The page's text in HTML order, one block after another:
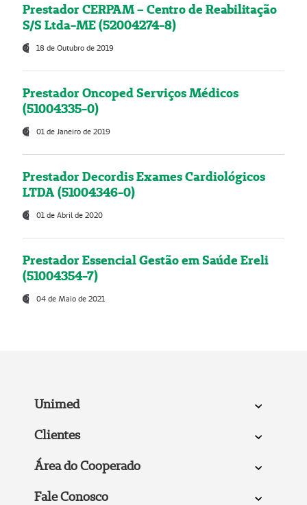
Prestador CERPAM – Centro de Reabilitação
S/S Ltda-ME (52004274-8)
18 de Outubro de 2019
Prestador Oncoped Serviços Médicos
(51004335-0)
01 de Janeiro de 2019
Prestador Decordis Exames Cardiológicos
LTDA (51004346-0)
01 de Abril de 2020
Prestador Essencial Gestão em Saúde Ereli
(51004354-7)
04 de Maio de 2021
Unimed
Clientes
Área do Cooperado
Fale Conosco